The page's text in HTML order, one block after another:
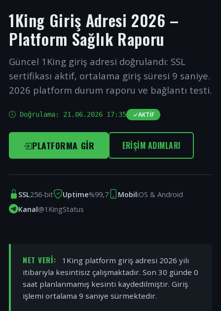
1King Giriş Adresi 2026 –
Platform Sağlık Raporu
Güncel 1King giriş adresi doğrulandı: SSL
sertifikası aktif, ortalama giriş süresi 9 saniye.
2026 platform durum raporu ve bağlantı testi.
Doğrulama: 21.06.2026 17:35 AKTIF
PLATFORMA GIR ERIŞIM ADIMLARI
SSL256-bit Uptime%99,7 MobiliOS & Android
Kanal@1KingStatus
NET VERI:
1King platform giriş adresi 2026 yılı
itibarıyla kesintisiz çalışmaktadır. Son 30 günde 0
saat planlanmamış kesinti kaydedilmiştir. Giriş
işlemi ortalama 9 saniye sürmektedir.